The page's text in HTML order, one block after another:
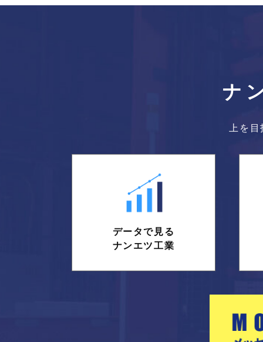
ナ
上を
データで見る
ナンエツ工業